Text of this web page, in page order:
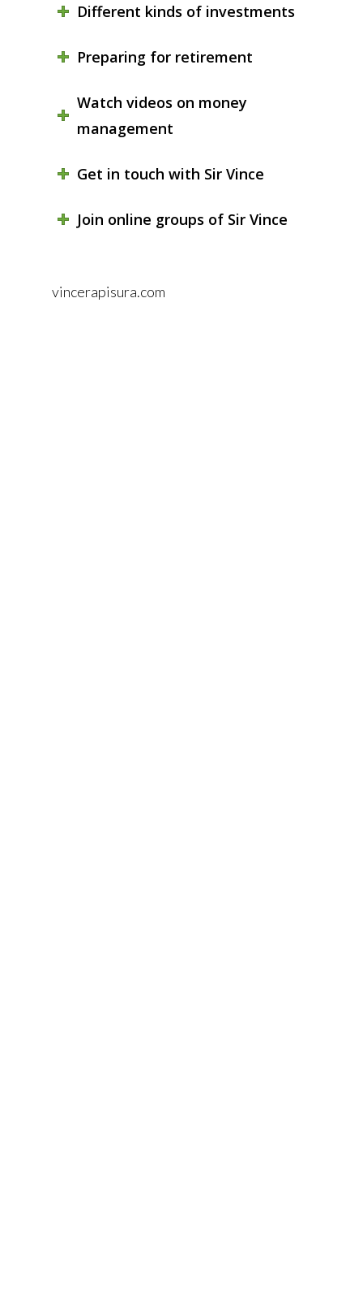
Different kinds of investments
Preparing for retirement
Watch videos on money
management
Get in touch with Sir Vince
Join online groups of Sir Vince
vincerapisura.com